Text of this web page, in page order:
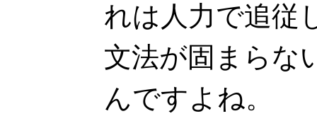
れは人力で追従
文法が固まらな
んですよね。